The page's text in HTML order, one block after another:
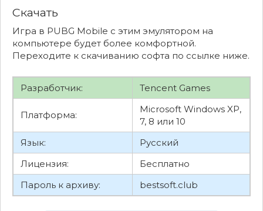
Скачать
Игра в PUBG Mobile с этим эмулятором на
компьютере будет более комфортной.
Переходите к скачиванию софта по ссылке ниже.
Разработчик: Tencent Games
Платформа:
Microsoft Windows XP,
7, 8 или 10
Язык:
Русский
Лицензия:
Бесплатно
Пароль к архиву:
bestsoft.club